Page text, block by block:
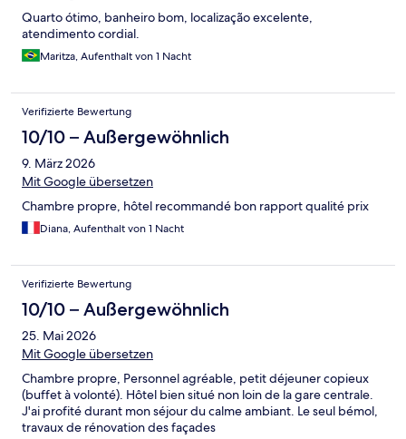
Quarto ótimo, banheiro bom, localização excelente,
atendimento cordial.
Maritza, Aufenthalt von 1 Nacht
Verifizierte Bewertung
10/10 – Außergewöhnlich
9. März 2026
Mit Google übersetzen
Chambre propre, hôtel recommandé bon rapport qualité prix
Diana, Aufenthalt von 1 Nacht
Verifizierte Bewertung
10/10 – Außergewöhnlich
25. Mai 2026
Mit Google übersetzen
Chambre propre, Personnel agréable, petit déjeuner copieux
(buffet à volonté). Hôtel bien situé non loin de la gare centrale.
J'ai profité durant mon séjour du calme ambiant. Le seul bémol,
travaux de rénovation des façades